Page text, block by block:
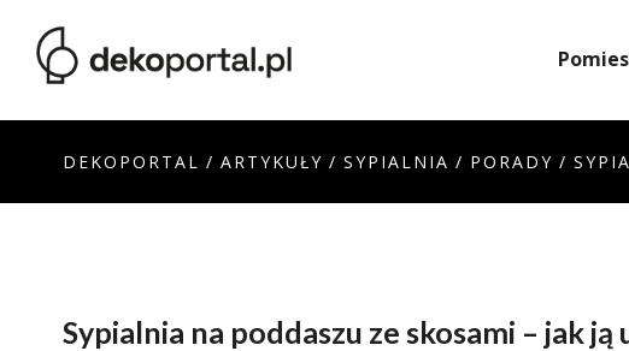
DEKOPORTAL / ARTYKUŁY / SYPIALNIA / PORADY /
Sypialnia na poddaszu ze skosami – jak ją